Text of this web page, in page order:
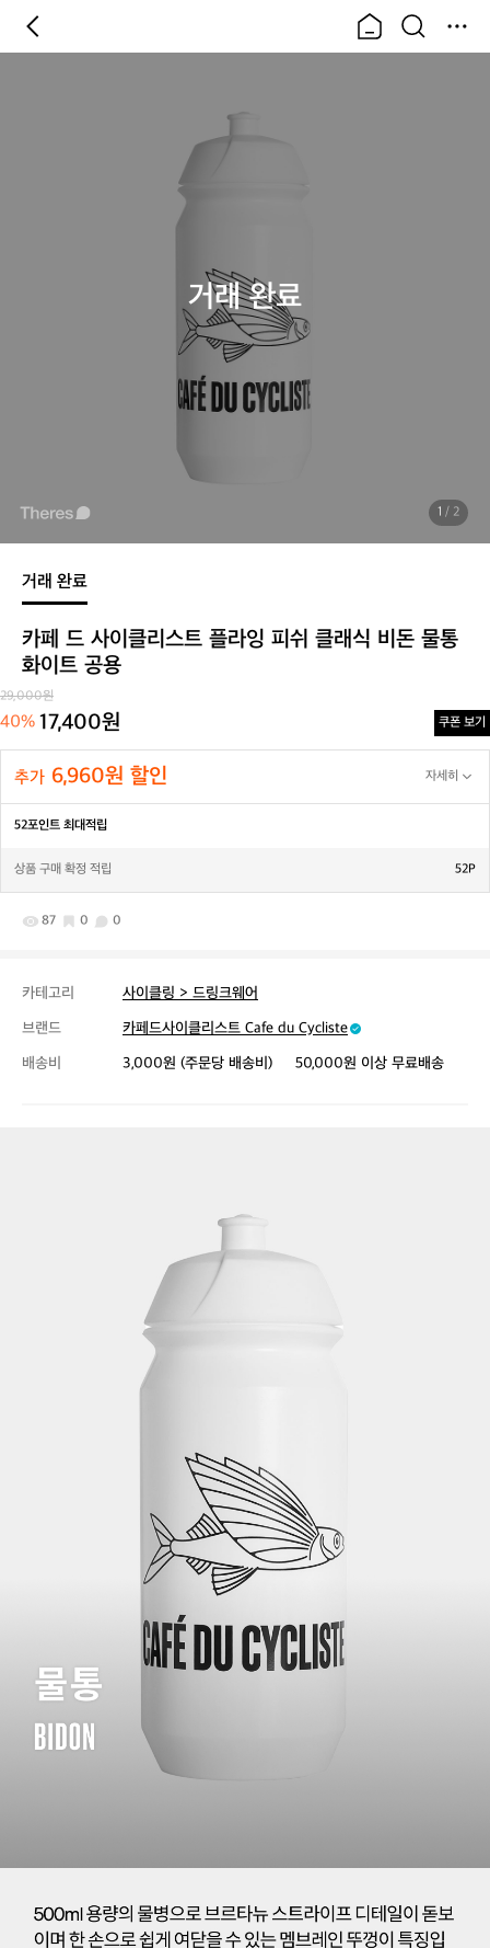
거래 완료
1 / 2
거래 완료
카페 드 사이클리스트 플라잉 피쉬 클래식 비돈 물통
화이트 공용
29,000원
40% 17,400원 쿠폰 보기
추가 6,960원 할인 자세히
52포인트 최대적립
상품 구매 확정 적립 52P
87 0 0
카테고리
사이클링 > 드링크웨어
브랜드
카페드사이클리스트 Cafe du Cycliste
배송비
3,000원 (주문당 배송비) 50,000원 이상 무료배송